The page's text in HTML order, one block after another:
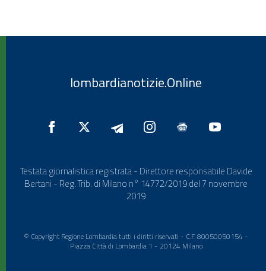
lombardianotizie.Online
Testata giornalistica registrata - Direttore responsabile Davide
Bertani - Reg. Trib. di Milano n° 14772/2019 del 7 novembre
2019
© Copyright Regione Lombardia tutti i diritti riservati - C.F. 80050050154 -
Piazza Città di Lombardia 1 - 20124 Milano